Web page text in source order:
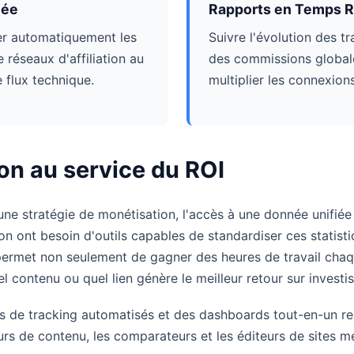
automatiquement les
réseaux d'affiliation au
flux technique.
Rapports en Temps
Suivre l'évolution des
des commissions
multiplier les
au service du ROI
stratégie de monétisation, l'accès à une donnée
ont besoin d'outils capables de standardiser ces
non seulement de gagner des heures de travail
contenu ou quel lien génère le meilleur retour sur
de tracking automatisés et des dashboards tout-en-un
de contenu, les comparateurs et les éditeurs de sites